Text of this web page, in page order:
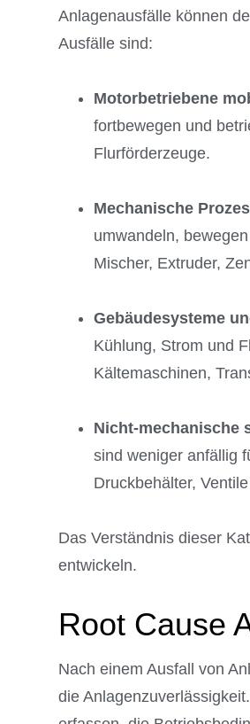
Anlagenausfälle können
Ausfälle sind:
Motorbetriebene
fortbewegen und
Flurförderzeuge.
Mechanische
umwandeln,
Mischer, Extruder,
Gebäudesysteme
Kühlung, Strom und
Kältemaschinen,
Nicht-mechanische
sind weniger anfällig
Druckbehälter,
Das Verständnis dieser
entwickeln.
Root Cause
Nach einem Ausfall von
die